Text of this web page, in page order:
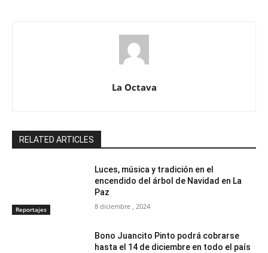
La Octava
RELATED ARTICLES
Reportajes
Luces, música y tradición en el
encendido del árbol de Navidad en La
Paz
8 diciembre , 2024
Bono Juancito Pinto podrá cobrarse
hasta el 14 de diciembre en todo el país